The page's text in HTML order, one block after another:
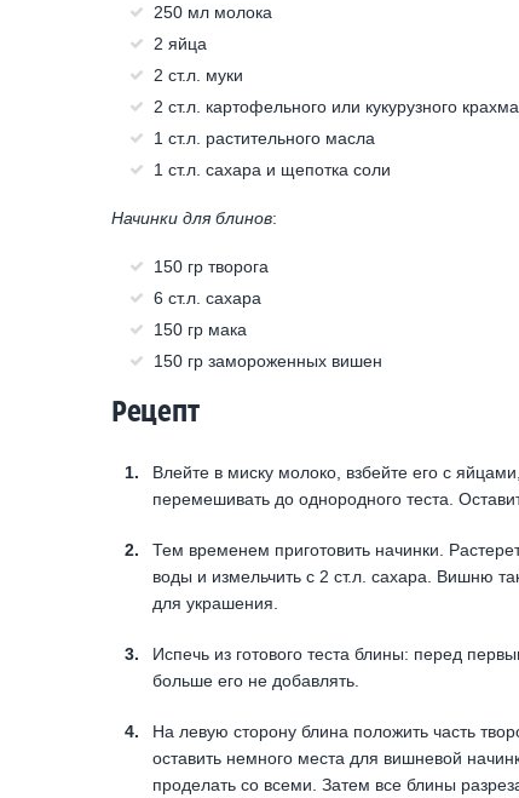
250 мл молока
2 яйца
2 ст.л. муки
2 ст.л. картофельного или кукурузного
1 ст.л. растительного масла
1 ст.л. сахара и щепотка соли
Начинки для блинов:
150 гр творога
6 ст.л. сахара
150 гр мака
150 гр замороженных вишен
Рецепт
Влейте в миску молоко, взбейте его с
перемешивать до однородного теста.
Тем временем приготовить начинки.
воды и измельчить с 2 ст.л. сахара. Вишню
для украшения.
Испечь из готового теста блины: перед
больше его не добавлять.
На левую сторону блина положить часть
оставить немного места для вишневой
проделать со всеми. Затем все блины